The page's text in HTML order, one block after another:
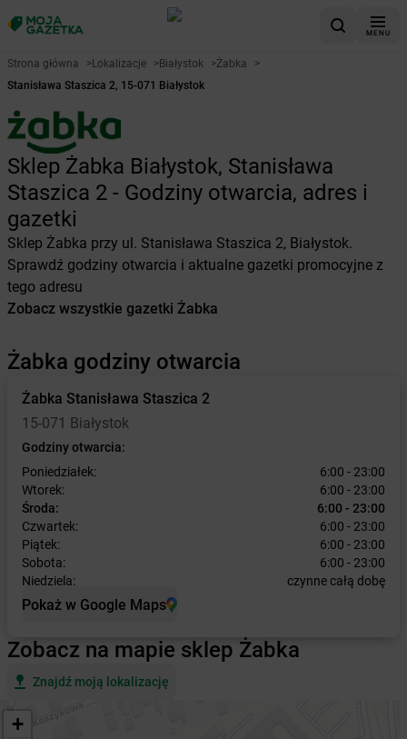
MENU
Strona główna >Lokalizacje >Białystok >Żabka
>
Stanisława Staszica 2, 15-071 Białystok
Sklep Żabka Białystok, Stanisława
Staszica 2 - Godziny otwarcia, adres i
gazetki
Sklep Żabka przy ul. Stanisława Staszica 2, Białystok.
Sprawdź godziny otwarcia i aktualne gazetki promocyjne z
tego adresu
Zobacz wszystkie gazetki Żabka
Żabka godziny otwarcia
Żabka Stanisława Staszica 2
15-071 Białystok
Godziny otwarcia:
Poniedziałek:
6:00 - 23:00
Wtorek:
6:00 - 23:00
Środa:
6:00 - 23:00
Czwartek:
6:00 - 23:00
Piątek:
6:00 - 23:00
Sobota:
6:00 - 23:00
Niedziela:
czynne całą dobę
Pokaż w Google Maps
Zobacz na mapie sklep Żabka
Znajdź moją lokalizację
+